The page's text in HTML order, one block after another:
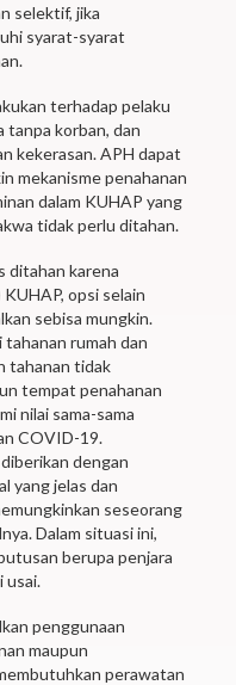
selektif, jika
syarat-syarat
terhadap pelaku
tanpa korban, dan
kekerasan. APH dapat
mekanisme penahanan
dalam KUHAP yang
tidak perlu ditahan.
ditahan karena
opsi selain
sebisa mungkin.
rumah dan
tahanan tidak
tempat penahanan
nilai sama-sama
COVID-19.
dengan
yang jelas dan
seseorang
Dalam situasi ini,
berupa penjara
usai.
penggunaan
maupun
perawatan